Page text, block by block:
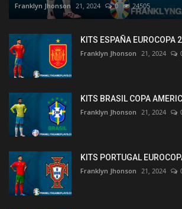
Franklyn Jhonson 21, 2024 0 24505
KITS ESPAÑA EUROCOPA
Franklyn Jhonson 21, 2024
KITS BRASIL COPA
Franklyn Jhonson 21, 2024
KITS PORTUGAL
Franklyn Jhonson 21, 2024